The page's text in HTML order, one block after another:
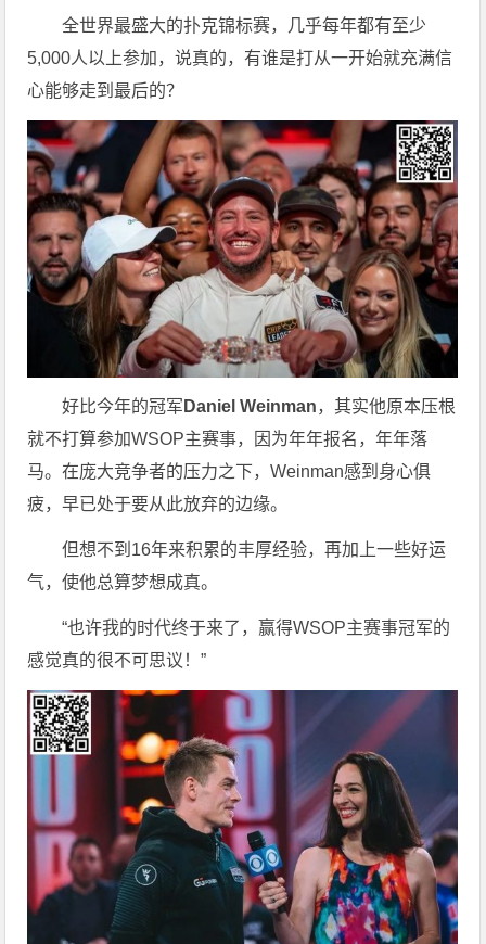
全世界最盛大的扑克锦标赛，几乎每年都有至少
5,000人以上参加，说真的，有谁是打从一开始就充满信
心能够走到最后的？
好比今年的冠军 Daniel Weinman，其实他原本压根
就不打算参加WSOP主赛事，因为年年报名，年年落
马。在庞大竞争者的压力之下，Weinman感到身心俱
疲，早已处于要从此放弃的边缘。
但想不到16年来积累的丰厚经验，再加上一些好运
气，使他总算梦想成真。
“也许我的时代终于来了，赢得WSOP主赛事冠军的
感觉真的很不可思议！”